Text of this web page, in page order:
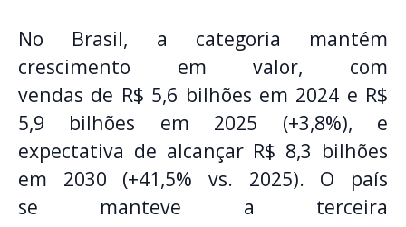
No Brasil, a categoria mantém
crescimento em valor, com
vendas de R$ 5,6 bilhões em 2024 e R$
5,9 bilhões em 2025 (+3,8%), e
expectativa de alcançar R$ 8,3 bilhões
em 2030 (+41,5% vs. 2025). O país
se manteve a terceira